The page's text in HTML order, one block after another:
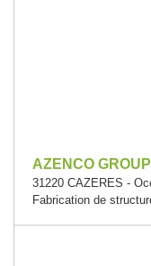
AZENCO
31220 CAZERES -
Fabrication de